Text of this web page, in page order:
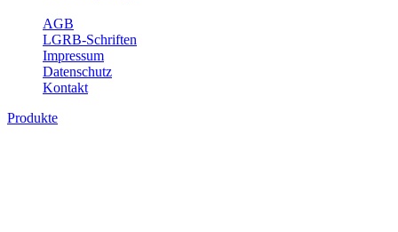
AGB
LGRB-Schriften
Impressum
Datenschutz
Kontakt
Produkte